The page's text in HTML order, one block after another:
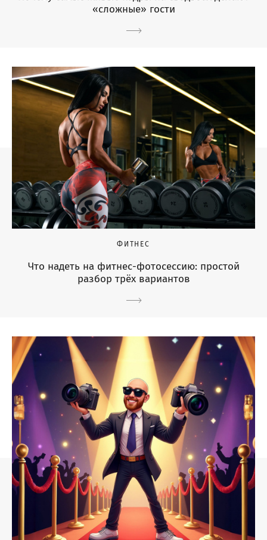
«сложные» гости
ФИТНЕС
Что надеть на фитнес-фотосессию: простой
разбор трёх вариантов